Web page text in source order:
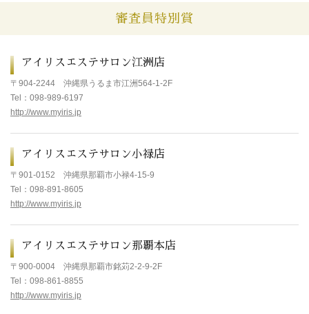
審査員特別賞
アイリスエステサロン江洲店
〒904-2244 沖縄県うるま市江洲564-1-2F
Tel
： 098-989-6197
http://www.myiris.jp
アイリスエステサロン小禄店
〒901-0152 沖縄県那覇市小禄4-15-9
Tel
：098-891-8605
http://www.myiris.jp
アイリスエステサロン那覇本店
〒900-0004 沖縄県那覇市銘苅2-2-9-2F
Tel
：098-861-8855
http://www.myiris.jp